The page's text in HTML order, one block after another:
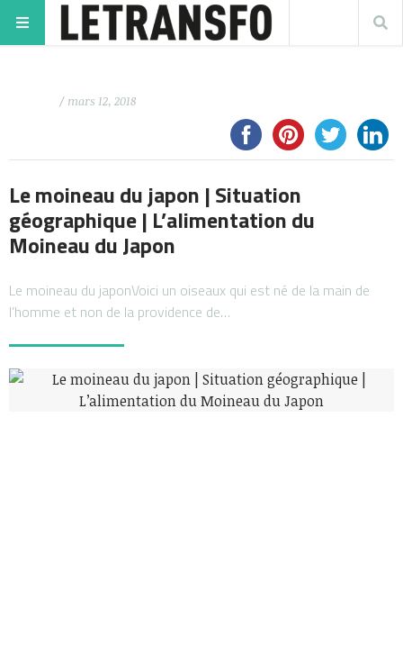
/ mars 12, 2018
Le moineau du japon | Situation
géographique | L’alimentation du
Moineau du Japon
Le moineau du japonVoici un oiseaux qui est né de la main de
l’homme et non de la providence de…